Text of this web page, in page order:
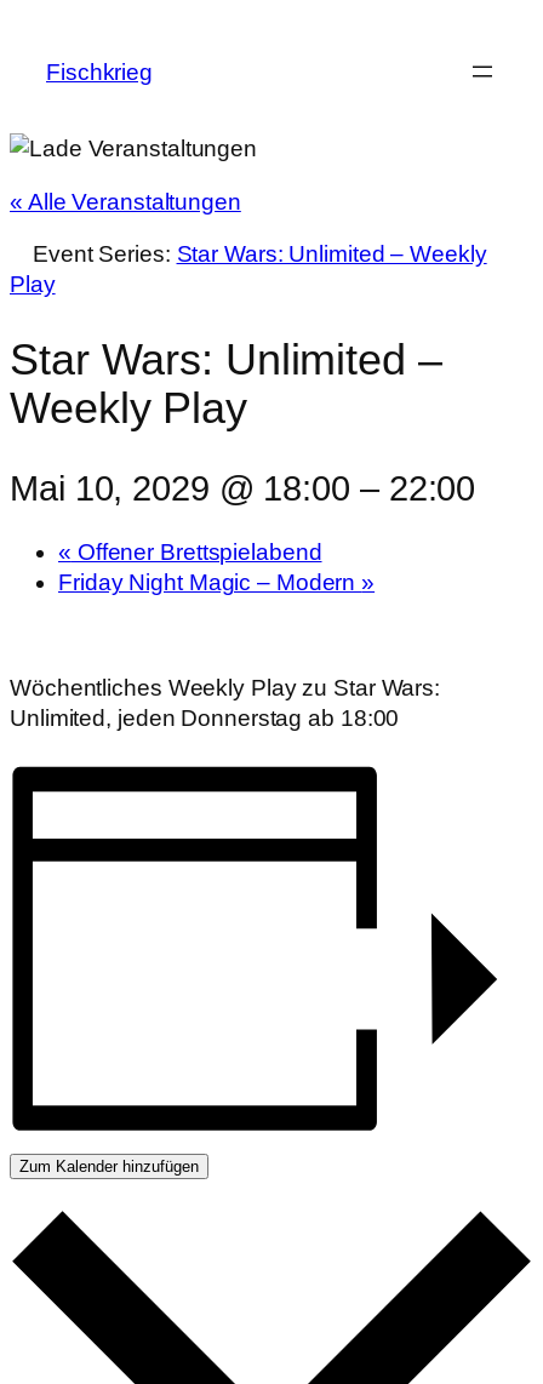
Fischkrieg
« Alle Veranstaltungen
Event Series: Star Wars: Unlimited – Weekly
Play
Star Wars: Unlimited –
Weekly Play
Mai 10, 2029 @ 18:00 – 22:00
« Offener Brettspielabend
Friday Night Magic – Modern»
Wöchentliches Weekly Play zu Star Wars:
Unlimited, jeden Donnerstag ab 18:00
Zum Kalender hinzufügen